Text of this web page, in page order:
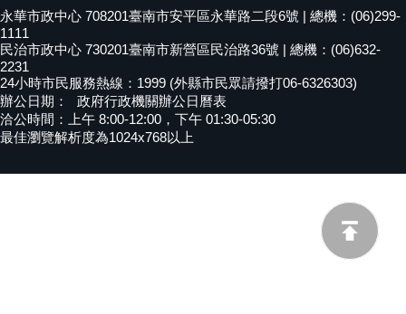
螢
光
花
泉
桐
花
祭
永華市政中心 708201臺南市安平區永華路二段6號 | 總機：(06)299-
1111
民治市政中心 730201臺南市新營區民治路36號 | 總機：(06)632-
2231
24小時市民服務熱線：1999 (外縣市民眾請撥打06-6326303)
辦公日期：
政府行政機關辦公日曆表
洽公時間：上午 8:00-12:00，下午 01:30-05:30
最佳瀏覽解析度為1024x768以上